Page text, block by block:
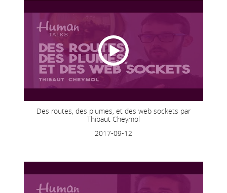
Des routes, des plumes, et des web sockets par
Thibaut Cheymol
2017-09-12